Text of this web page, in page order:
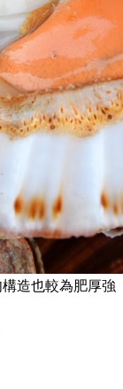
造也較為肥厚強